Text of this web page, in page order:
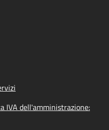
IVA dell'amministrazione: